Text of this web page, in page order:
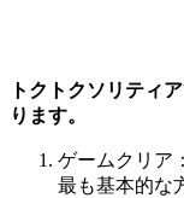
トクトクソリティ
ります。
ゲームクリア：
最も基本的な